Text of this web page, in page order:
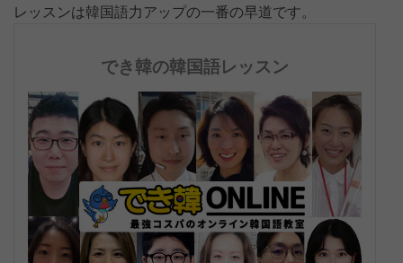
レッスンは韓国語力アップの一番の早道です。
でき韓の韓国語レッスン